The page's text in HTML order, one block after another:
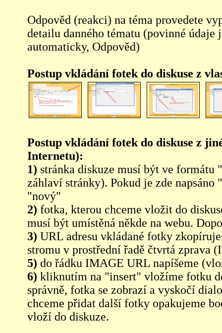
Odpověd (reakci) na téma provedete
detailu danného tématu (povinné údaje
automaticky, Odpověd)
Postup vkládání fotek do diskuse z
Postup vkládání fotek do diskuse z
Internetu):
1) stránka diskuze musí být ve
záhlaví stránky). Pokud je zde
"nový"
2) fotka, kterou chceme vložit do
musí být umístěná někde na webu.
3) URL adresu vkládané fotky
stromu v prostřední řadě čtvrtá zprava
5) do řádku IMAGE URL napíšeme
6) kliknutím na "insert" vložíme fotku
správně, fotka se zobrazí a vyskočí
chceme přidat další fotky opakujeme
vloží do diskuze.